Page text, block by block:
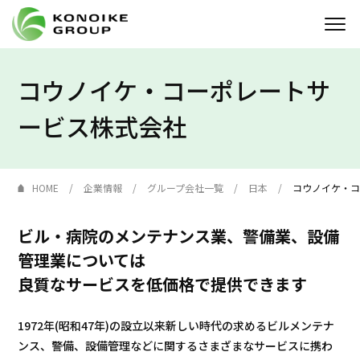
Who we are
企業情報
ニュース
サステナビリティ
採用情報
KONOIKEジャーナル
コウノイケ・コーポレートサ
ービス株式会社
HOME 企業情報 グループ会社一覧 日本 コウノイケ・
ビル・病院のメンテナンス業、警備業、設備
管理業については
良質なサービスを低価格で提供できます
1972年(昭和47年)の設立以来新しい時代の求めるビルメンテナ
ンス、警備、設備管理などに関するさまざまなサービスに携わ